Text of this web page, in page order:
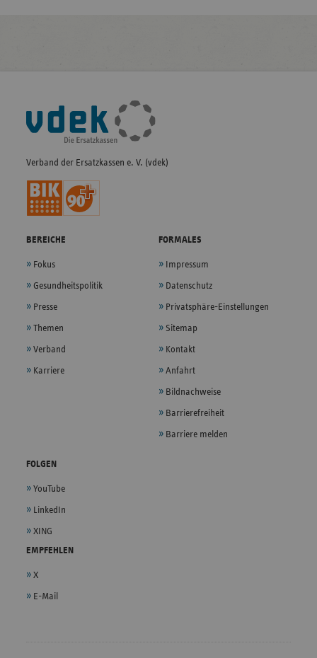
Fußleisten-
Navigation
Verband der Ersatzkassen e. V. (vdek)
BEREICHE
Fokus
Gesundheitspolitik
Presse
Themen
Verband
Karriere
FORMALES
Impressum
Datenschutz
Privatsphäre-Einstellungen
Sitemap
Kontakt
Anfahrt
Bildnachweise
Barrierefreiheit
Barriere melden
FOLGEN
YouTube
LinkedIn
XING
EMPFEHLEN
X
E-Mail